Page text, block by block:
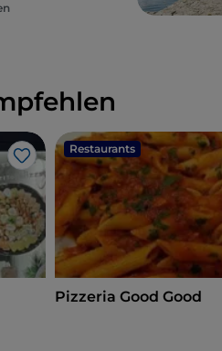
Like
Restaurants
Pizzeria Good Good